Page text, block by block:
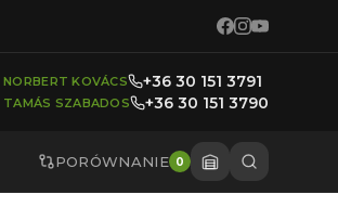
NORBERT KOVÁCS +36 30 151 3791
TAMÁS SZABADOS +36 30 151 3790
PORÓWNANIE 0